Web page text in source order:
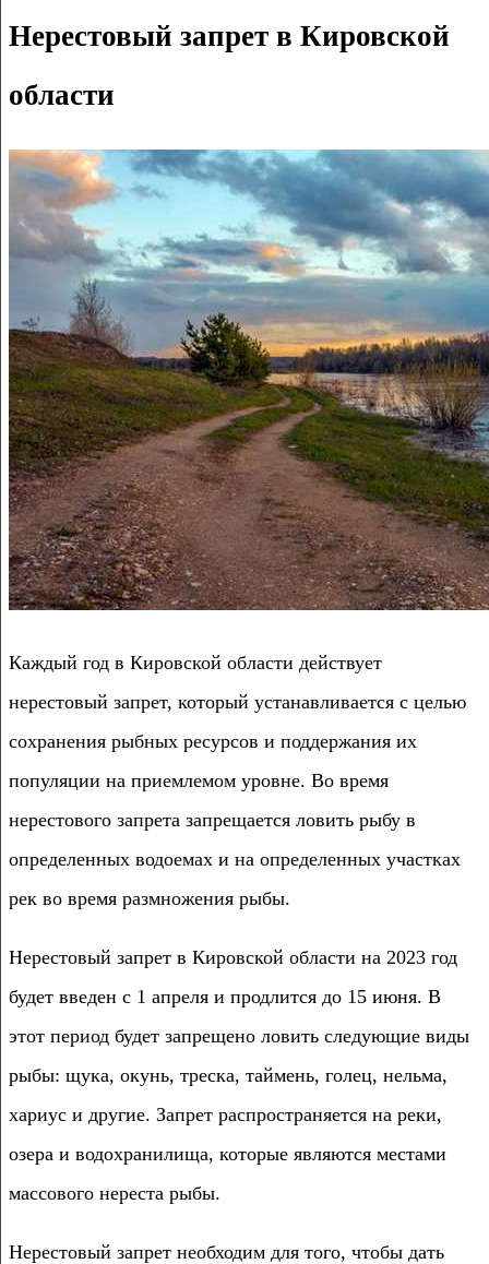
Нерестовый запрет в Кировской
области
Каждый год в Кировской области действует
нерестовый запрет, который устанавливается с целью
сохранения рыбных ресурсов и поддержания их
популяции на приемлемом уровне. Во время
нерестового запрета запрещается ловить рыбу в
определенных водоемах и на определенных участках
рек во время размножения рыбы.
Нерестовый запрет в Кировской области на 2023 год
будет введен с 1 апреля и продлится до 15 июня. В
этот период будет запрещено ловить следующие виды
рыбы: щука, окунь, треска, таймень, голец, нельма,
хариус и другие. Запрет распространяется на реки,
озера и водохранилища, которые являются местами
массового нереста рыбы.
Нерестовый запрет необходим для того, чтобы дать